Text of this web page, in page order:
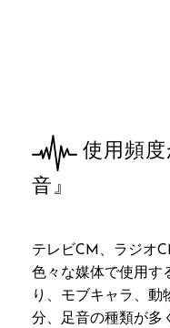
使用頻
音』
テレビCM、ラジオ
色々な媒体で使用す
り、モブキャラ、動
分、足音の種類が多